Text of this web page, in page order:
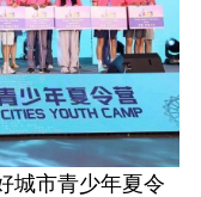
城市青少年夏令